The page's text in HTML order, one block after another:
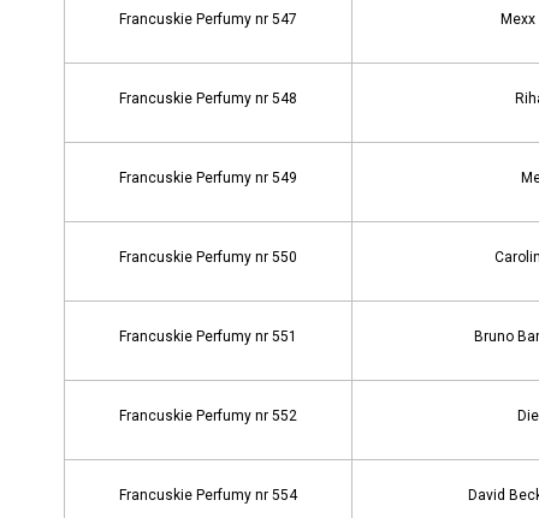
Francuskie Perfumy nr 547 Mexx
Francuskie Perfumy nr 548
Francuskie Perfumy nr 549
Francuskie Perfumy nr 550
Francuskie Perfumy nr 551 Bruno
Francuskie Perfumy nr 552
Francuskie Perfumy nr 554 David